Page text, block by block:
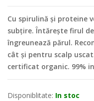
Cu spirulină și proteine
subțire. Întărește firul
îngreunează părul.
cât și pentru scalp
certificat organic. 99%
Disponiblitate: In stoc